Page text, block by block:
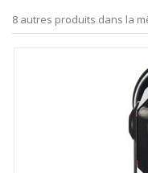
8 autres produits dans la